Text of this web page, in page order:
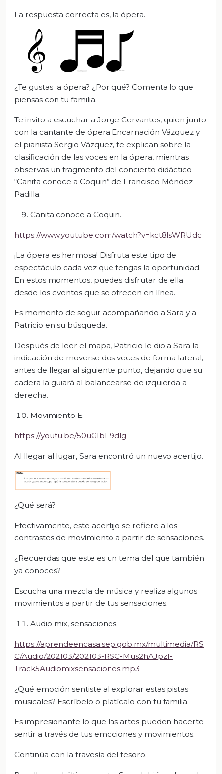
La respuesta correcta es, la ópera.
¿Te gustas la ópera? ¿Por qué? Comenta lo que
piensas con tu familia.
Te invito a escuchar a Jorge Cervantes, quien junto
con la cantante de ópera Encarnación Vázquez y
el pianista Sergio Vázquez, te explican sobre la
clasificación de las voces en la ópera, mientras
observas un fragmento del concierto didáctico
“Canita conoce a Coquin” de Francisco Méndez
Padilla.
Canita conoce a Coquin.
https://www.youtube.com/watch?v=kct8lsWRUdc
¡La ópera es hermosa! Disfruta este tipo de
espectáculo cada vez que tengas la oportunidad.
En estos momentos, puedes disfrutar de ella
desde los eventos que se ofrecen en línea.
Es momento de seguir acompañando a Sara y a
Patricio en su búsqueda.
Después de leer el mapa, Patricio le dio a Sara la
indicación de moverse dos veces de forma lateral,
antes de llegar al siguiente punto, dejando que su
cadera la guiará al balancearse de izquierda a
derecha.
Movimiento E.
https://youtu.be/50uGIbF9dlg
Al llegar al lugar, Sara encontró un nuevo acertijo.
¿Qué será?
Efectivamente, este acertijo se refiere a los
contrastes de movimiento a partir de sensaciones.
¿Recuerdas que este es un tema del que también
ya conoces?
Escucha una mezcla de música y realiza algunos
movimientos a partir de tus sensaciones.
Audio mix, sensaciones.
https://aprendeencasa.sep.gob.mx/multimedia/RS
C/Audio/202103/202103-RSC-Mus2hAJpz1-
Track5Audiomixsensaciones.mp3
¿Qué emoción sentiste al explorar estas pistas
musicales? Escríbelo o platícalo con tu familia.
Es impresionante lo que las artes pueden hacerte
sentir a través de tus emociones y movimientos.
Continúa con la travesía del tesoro.